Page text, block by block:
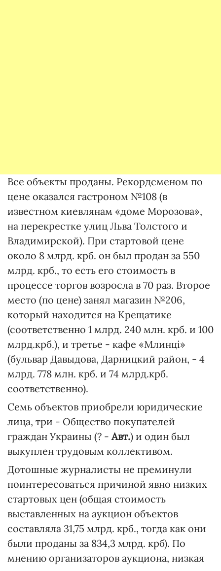
Все объекты проданы. Рекордсменом по
цене оказался гастроном №108 (в
известном киевлянам «доме Морозова»,
на перекрестке улиц Льва Толстого и
Владимирской). При стартовой цене
около 8 млрд. крб. он был продан за 550
млрд. крб., то есть его стоимость в
процессе торгов возросла в 70 раз. Второе
место (по цене) занял магазин №206,
который находится на Крещатике
(соответственно 1 млрд. 240 млн. крб. и 100
млрд.крб.), и третье - кафе «Млинці»
(бульвар Давыдова, Дарницкий район, - 4
млрд. 778 млн. крб. и 74 млрд.крб.
соответственно).
Семь объектов приобрели юридические
лица, три - Общество покупателей
граждан Украины (? -Авт.) и один был
выкуплен трудовым коллективом.
Дотошные журналисты не преминули
поинтересоваться причиной явно низких
стартовых цен (общая стоимость
выставленных на аукцион объектов
составляла 31,75 млрд. крб., тогда как они
были проданы за 834,3 млрд. крб). По
мнению организаторов аукциона, низкая